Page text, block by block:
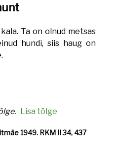
Ta on olnud metsas
hundi, siis haug on
Lisa tõlge
1949. RKM II 34, 437